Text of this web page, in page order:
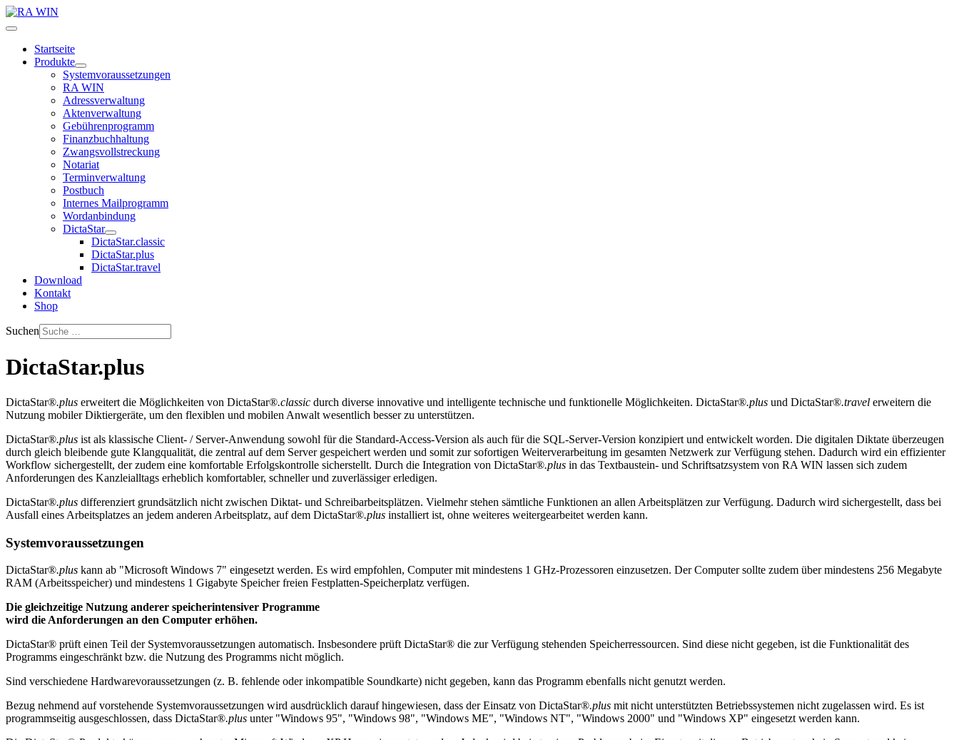
Startseite
Produkte
Systemvoraussetzungen
RA WIN
Adressverwaltung
Aktenverwaltung
Gebührenprogramm
Finanzbuchhaltung
Zwangsvollstreckung
Notariat
Terminverwaltung
Postbuch
Internes Mailprogramm
Wordanbindung
DictaStar
DictaStar.classic
DictaStar.plus
DictaStar.travel
Download
Kontakt
Shop
Suchen
DictaStar.plus
DictaStar®.plus erweitert die Möglichkeiten von DictaStar®.classic durch diverse innovative und intelligente technische und funktionelle Möglichkeiten. DictaStar®.plus und DictaStar®.travel erweitern die
Nutzung mobiler Diktiergeräte, um den flexiblen und mobilen Anwalt wesentlich besser zu unterstützen.
DictaStar®.plus ist als klassische Client- / Server-Anwendung sowohl für die Standard-Access-Version als auch für die SQL-Server-Version konzipiert und entwickelt worden. Die digitalen Diktate überzeugen
durch gleich bleibende gute Klangqualität, die zentral auf dem Server gespeichert werden und somit zur sofortigen Weiterverarbeitung im gesamten Netzwerk zur Verfügung stehen. Dadurch wird ein effizienter
Workflow sichergestellt, der zudem eine komfortable Erfolgskontrolle sicherstellt. Durch die Integration von DictaStar®.plus in das Textbaustein- und Schriftsatzsystem von RA WIN lassen sich zudem
Anforderungen des Kanzleialltags erheblich komfortabler, schneller und zuverlässiger erledigen.
DictaStar®.plus differenziert grundsätzlich nicht zwischen Diktat- und Schreibarbeitsplätzen. Vielmehr stehen sämtliche Funktionen an allen Arbeitsplätzen zur Verfügung. Dadurch wird sichergestellt, dass bei
Ausfall eines Arbeitsplatzes an jedem anderen Arbeitsplatz, auf dem DictaStar®.plus installiert ist, ohne weiteres weitergearbeitet werden kann.
Systemvoraussetzungen
DictaStar®.plus kann ab "Microsoft Windows 7" eingesetzt werden. Es wird empfohlen, Computer mit mindestens 1 GHz-Prozessoren einzusetzen. Der Computer sollte zudem über mindestens 256 Megabyte
RAM (Arbeitsspeicher) und mindestens 1 Gigabyte Speicher freien Festplatten-Speicherplatz verfügen.
Die gleichzeitige Nutzung anderer speicherintensiver Programme
wird die Anforderungen an den Computer erhöhen.
DictaStar® prüft einen Teil der Systemvoraussetzungen automatisch. Insbesondere prüft DictaStar® die zur Verfügung stehenden Speicherressourcen. Sind diese nicht gegeben, ist die Funktionalität des
Programms eingeschränkt bzw. die Nutzung des Programms nicht möglich.
Sind verschiedene Hardwarevoraussetzungen (z. B. fehlende oder inkompatible Soundkarte) nicht gegeben, kann das Programm ebenfalls nicht genutzt werden.
Bezug nehmend auf vorstehende Systemvoraussetzungen wird ausdrücklich darauf hingewiesen, dass der Einsatz von DictaStar®.plus mit nicht unterstützten Betriebssystemen nicht zugelassen wird. Es ist
programmseitig ausgeschlossen, dass DictaStar®.plus unter "Windows 95", "Windows 98", "Windows ME", "Windows NT", "Windows 2000" und "Windows XP" eingesetzt werden kann.